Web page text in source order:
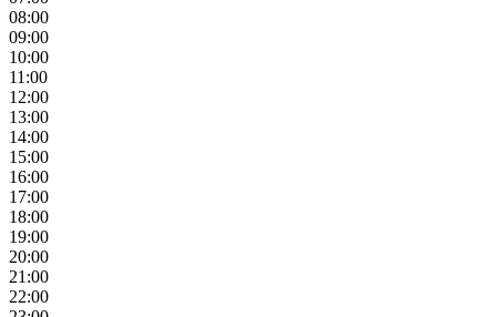
08:00
09:00
10:00
11:00
12:00
13:00
14:00
15:00
16:00
17:00
18:00
19:00
20:00
21:00
22:00